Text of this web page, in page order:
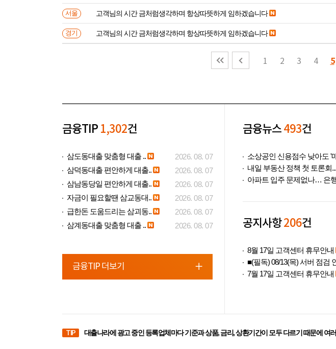
서울 고객님의 시간 금처럼생각하며 항상따뜻하게 임하겠습니다
경기 고객님의 시간 금처럼생각하며 항상따뜻하게 임하겠습니다
1 2 3 4 5
금융TIP 1,302건
삼도동대출 맞춤형 대출 ..
2026. 08. 07
삼덕동대출 편안하게 대출..
2026. 08. 07
삼남동당일 편안하게 대출..
2026. 08. 07
자금이 필요할땐 삼교동대..
2026. 08. 07
급한돈 도움드리는 삼괴동..
2026. 08. 07
삼계동대출 맞춤형 대출 ..
2026. 08. 07
금융TIP 더보기
금융뉴스493건
내일 부동산 정책 첫 토론회
공지사항206건
8월 17일 고객센터 휴무안내
■(필독) 08/13(목) 서버 점검
7월 17일 고객센터 휴무안내
TIP 대출나라에 광고 중인 등록업체마다 기준과 상품, 금리, 상환기간이 모두 다르기 때문에 여